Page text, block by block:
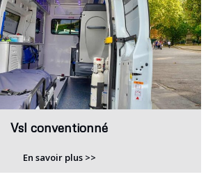
Vsl conventionné
En savoir plus >>